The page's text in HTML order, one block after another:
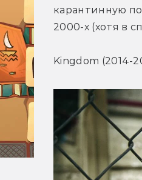
карантинную
2000-х (хотя в
Kingdom (2014-